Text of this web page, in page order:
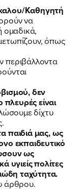
Καθηγητή
να
ομαδικά,
όπως
περιβάλλοντα
δεν
είναι
δίχτυ
παιδιά μας, ως
εκπαιδευτικό
ως
υγιείς πολίτες
ταχύτητα.
άρθρου.